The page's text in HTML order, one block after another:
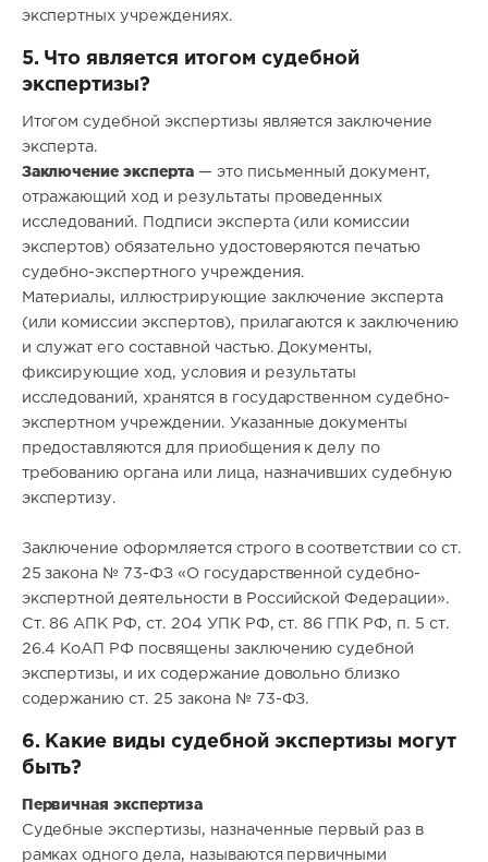
экспертных учреждениях.
5. Что является итогом судебной
экспертизы?
Итогом судебной экспертизы является заключение
эксперта.
Заключение эксперта— это письменный документ,
отражающий ход и результаты проведенных
исследований. Подписи эксперта (или комиссии
экспертов) обязательно удостоверяются печатью
судебно-экспертного учреждения.
Материалы, иллюстрирующие заключение эксперта
(или комиссии экспертов), прилагаются к заключению
и служат его составной частью. Документы,
фиксирующие ход, условия и результаты
исследований, хранятся в государственном судебно-
экспертном учреждении. Указанные документы
предоставляются для приобщения к делу по
требованию органа или лица, назначивших судебную
экспертизу.
Заключение оформляется строго в соответствии со ст.
25 закона № 73-ФЗ «О государственной судебно-
экспертной деятельности в Российской Федерации».
Ст. 86 АПК РФ, ст. 204 УПК РФ, ст. 86 ГПК РФ, п. 5 ст.
26.4 КоАП РФ посвящены заключению судебной
экспертизы, и их содержание довольно близко
содержанию ст. 25 закона № 73-ФЗ.
6. Какие виды судебной экспертизы могут
быть?
Первичная экспертиза
Судебные экспертизы, назначенные первый раз в
рамках одного дела, называются первичными